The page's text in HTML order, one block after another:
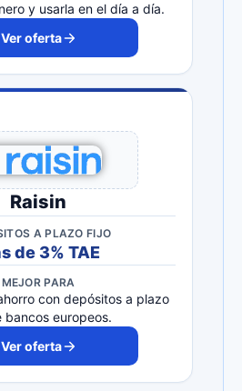
y usarla en el día a día.
Ver oferta
Raisin
A PLAZO FIJO
de 3% TAE
MEJOR PARA
con depósitos a plazo
bancos europeos.
Ver oferta